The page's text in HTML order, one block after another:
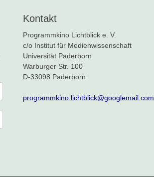
Kontakt
Programmkino Lichtblick e. V.
c/o Institut für Medienwissenschaft
Universität Paderborn
Warburger Str. 100
D-33098 Paderborn
programmkino.lichtblick@googlemail.com